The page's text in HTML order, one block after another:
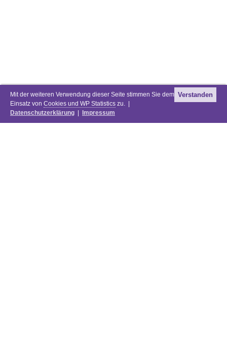
Mit der weiteren Verwendung dieser Seite stimmen Sie dem
Einsatz von Cookies und WP Statistics zu. |
Datenschutzerklärung
Impressum
Verstanden